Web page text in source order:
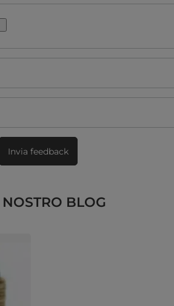
Invia feedback
BLOG